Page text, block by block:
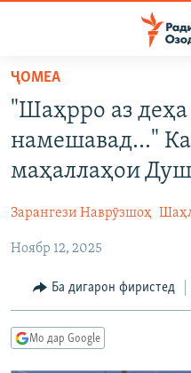
Ҷаҳиш
мояи
аслӣ
ба
феҳристи
аслӣ
Ҷаҳиш
ҷустор
ГӮШАҲО
СИЁСАТ
ҚАЗИЯИ "КРОКУС"
ОСИЁИ МАРКАЗӢ
ФАРҲАНГ
ВАРЗИШ
ГАПИ ОЗОД
РӮЗГОРИ МУҲОҶИР
ТАҲҚИҚОТ
ҶАНГ ДАР УКРАИНА
НАЗАРИ МАРДУМ
ОЗОДӢ ОНЛАЙН
ВИДЕО
РӮЙХАТҲО
ҶОМEА
"Шаҳрро аз
намешавад..."
маҳаллаҳои
Зарангези Наврӯзшоҳ
Ноябр 12, 2025
Ба дигарон фиристед
Мо дар Google